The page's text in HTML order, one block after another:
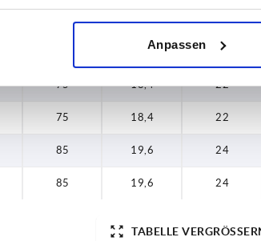
Anpassen
14,6 18
75 18,4 22
75 18,4 22
85 19,6 24
85 19,6 24
TABELLE VERGRÖSSERN